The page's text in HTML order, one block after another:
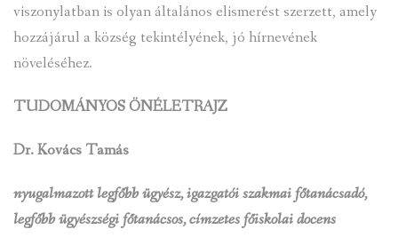
viszonylatban is olyan általános elismerést szerzett, amely
hozzájárul a község tekintélyének, jó hírnevének
növeléséhez.
TUDOMÁNYOS ÖNÉLETRAJZ
Dr. Kovács Tamás
nyugalmazott legfőbb ügyész, igazgatói szakmai főtanácsadó,
legfőbb ügyészségi főtanácsos, címzetes főiskolai docens